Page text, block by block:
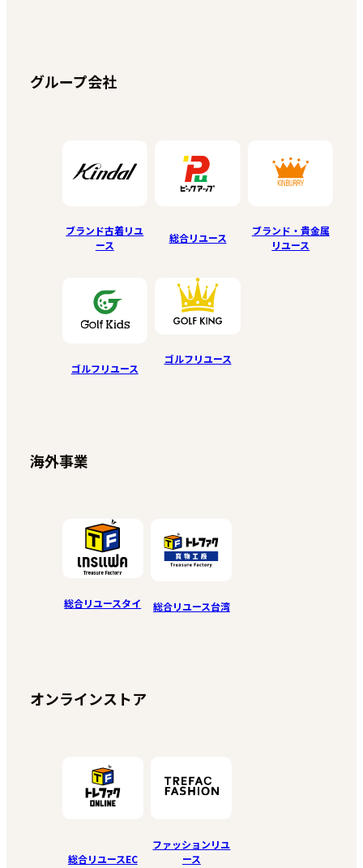
グループ会社
ブランド古着リユ
ース
総合リユース
ブランド・貴金属
リユース
ゴルフリユース
ゴルフリユース
海外事業
総合リユースタイ 総合リユース台湾
オンラインストア
総合リユースEC
ファッションリユ
ース